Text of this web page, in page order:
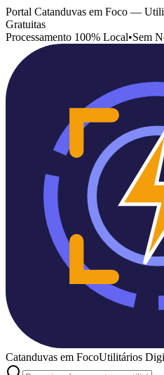
Portal Catanduvas em Foco —
Gratuitas
Processamento 100% Local•Sem
Catanduvas em FocoUtilitários